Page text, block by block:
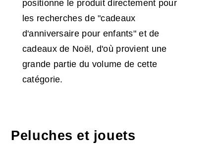
positionne le produit directement pour
les recherches de "cadeaux
d'anniversaire pour enfants" et de
cadeaux de Noël, d'où provient une
grande partie du volume de cette
catégorie.
Peluches et jouets